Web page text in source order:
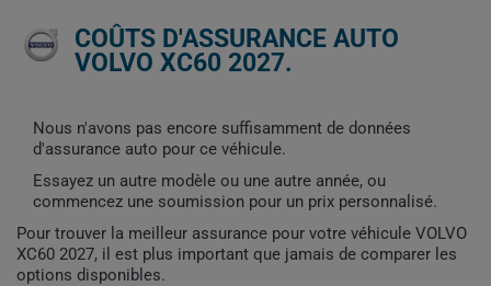
COÛTS D'ASSURANCE AUTO
VOLVO XC60 2027.
Nous n'avons pas encore suffisamment de données
d'assurance auto pour ce véhicule.
Essayez un autre modèle ou une autre année, ou
commencez une soumission pour un prix personnalisé.
Pour trouver la meilleur assurance pour votre véhicule VOLVO
XC60 2027, il est plus important que jamais de comparer les
options disponibles.